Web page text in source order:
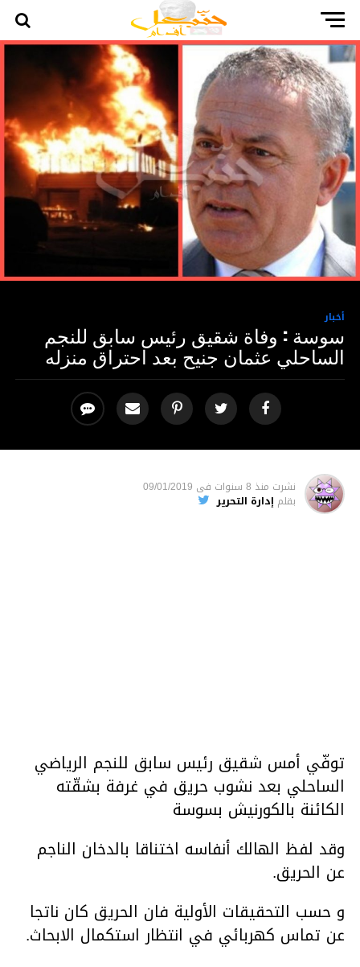
أخبار
سوسة : وفاة شقيق رئيس سابق للنجم
الساحلي عثمان جنيح بعد احتراق منزله
نشرت منذ 8 سنوات فى 09/01/2019
بقلم إدارة التحرير
توفّي أمس شقيق رئيس سابق للنجم الرياضي
الساحلي بعد نشوب حريق في غرفة بشقّته
الكائنة بالكورنيش بسوسة
وقد لفظ الهالك أنفاسه اختناقا بالدخان الناجم
عن الحريق.
و حسب التحقيقات الأولية فان الحريق كان ناتجا
عن تماس كهربائي في انتظار استكمال الابحاث.